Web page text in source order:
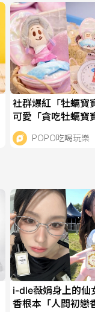
社群爆紅「牡蠣寶
可愛「貪吃牡蠣寶
幫牡蠣寶寶洗澡&
POPO吃喝玩樂
i-dle薇娟身上的仙
香根本「人間初戀